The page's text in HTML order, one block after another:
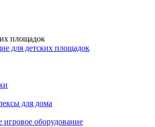
площадок
для детских площадок
для дома
оборудование